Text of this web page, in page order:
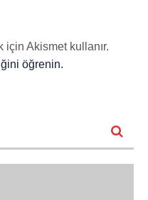
Akismet kullanır.
öğrenin.